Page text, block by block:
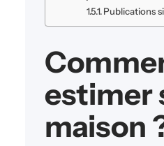
Publications
estimer
maison